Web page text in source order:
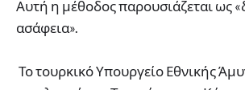
Αυτή η μέθοδος παρουσιάζεται ως
ασάφεια».
Το τουρκικό Υπουργείο Εθνικής